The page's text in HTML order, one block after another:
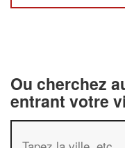
Ou cherchez
entrant votre